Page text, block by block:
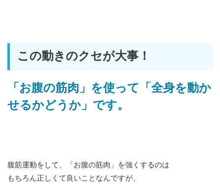
この動きのクセが大事！
「お腹の筋肉」を使って「全身を動か
せるかどうか」です。
腹筋運動をして、「お腹の筋肉」を強くするのは
もちろん正しくて良いことなんですが、